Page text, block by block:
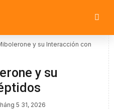
y su Interacción con
y su
5 31, 2026